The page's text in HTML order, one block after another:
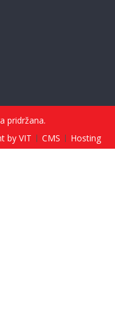
pridržana.
by VIT
CMS Hosting